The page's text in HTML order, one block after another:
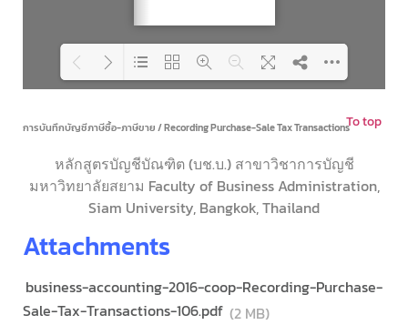
การบันทึกบัญชีภาษีซื้อ-ภาษีขาย / Recording Purchase-Sale Tax TransactionsTo top
หลักสูตรบัญชีบัณฑิต (บช.บ.) สาขาวิชาการบัญชี
มหาวิทยาลัยสยาม Faculty of Business Administration,
Siam University, Bangkok, Thailand
Attachments
business-accounting-2016-coop-Recording-Purchase-
Sale-Tax-Transactions-106.pdf (2 MB)